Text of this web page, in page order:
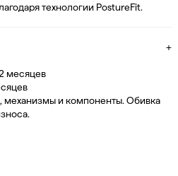
технологии PostureFit.
+
месяцев
механизмы и компоненты. Обивка